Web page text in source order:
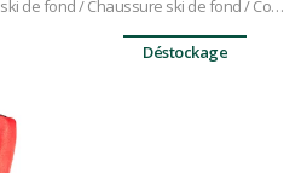
de fond/Chaussure ski de fond/Comp Skate
Déstockage